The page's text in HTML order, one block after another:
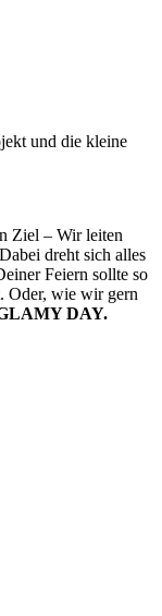
und die kleine
Ziel – Wir leiten
dreht sich alles
Feiern sollte so
Oder, wie wir gern
DAY.